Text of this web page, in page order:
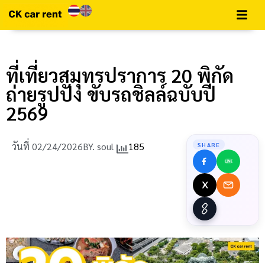
ที่เที่ยวสมุทรปราการ 20 พิกัด
ถ่ายรูปปัง ขับรถชิลล์ฉบับปี
2569
วันที่ 02/24/2026BY. soul 185 SHARE
LINE